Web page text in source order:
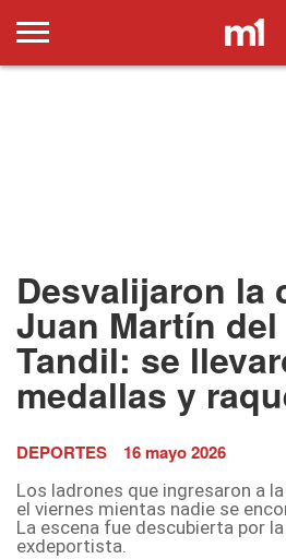
Desvalijaron la
Juan Martín
Tandil: se
medallas y
DEPORTES 16 mayo 2026
Los ladrones que ingresaron a
el viernes mientas nadie se
La escena fue descubierta por
exdeportista.